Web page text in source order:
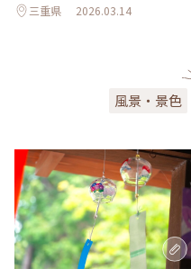
三重県 2026.03.14
風景・景色